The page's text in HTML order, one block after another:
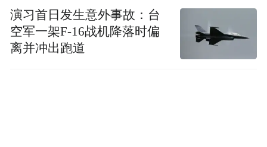
演习首日发生意外事故：台
空军一架F-16战机降落时偏
离并冲出跑道